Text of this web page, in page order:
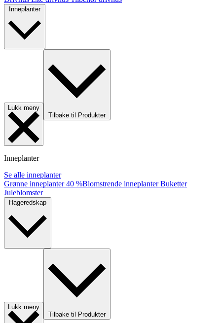
Inneplanter
Lukk meny
Tilbake til Produkter
Inneplanter
Se alle inneplanter
Grønne inneplanter40 %Blomstrende inneplanterBuketter
Juleblomster
Lukk meny
Tilbake til Produkter